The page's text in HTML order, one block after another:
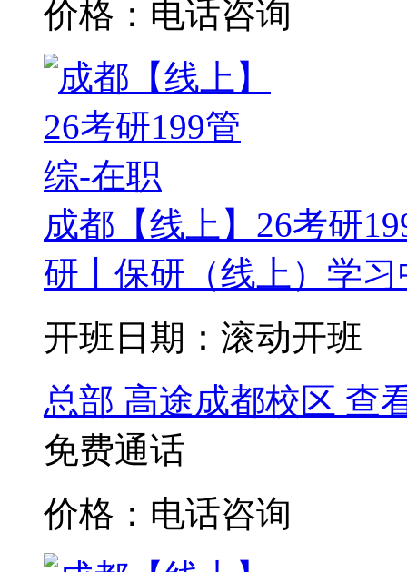
价格：电话咨询
成都【线上】26考研
研丨保研（线上）学习
开班日期：滚动开班
总部 高途成都校区 查
免费通话
价格：电话咨询